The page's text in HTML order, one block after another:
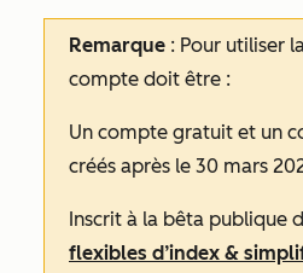
Remarque : Pour utiliser
compte doit être :
Un compte gratuit et un
créés après le 30 mars
Inscrit à la bêta publique
flexibles d’index &